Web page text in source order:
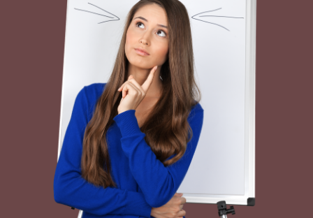
Империализм, колониальная политика, поиск
новой духовности для находящейся в кризисе
культуре Запада – основные темы этих
размышлений.
Восток воспринимается в них как источник
новых духовных сил, Россия – как проводник
этих сил в Европу.
Сегодня, в современном мире, проблема
«Восток-Запад», столь волновавшая русских
ученых конца XIX -начала XX столетий, не менее,
если не более актуальна.